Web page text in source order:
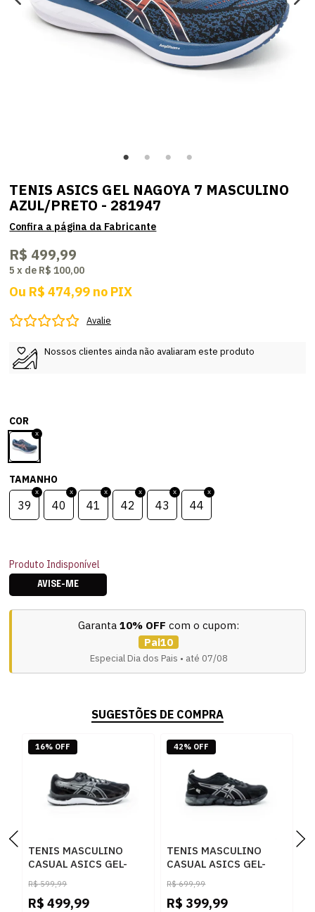
TENIS ASICS GEL NAGOYA 7 MASCULINO
AZUL/PRETO - 281947
R$ 499,99
5 x de R$ 100,00
Ou R$ 474,99 no PIX
Avalie
Nossos clientes ainda não avaliaram este produto
COR
TAMANHO
39 40 41 42 43 44
Produto Indisponível
AVISE-ME
Garanta 10% OFF com o cupom:
Pai10
Especial Dia dos Pais • até 07/08
SUGESTÕES DE COMPRA
TENIS MASCULINO
CASUAL ASICS GEL-
HYPERSONIC 5
1011C015 004PRETO
R$ 599,99
R$ 499,99
16% OFF
TENIS MASCULINO
CASUAL ASICS GEL-
QUANTUM 360 CTW
1201B018 004PRETO
R$ 699,99
R$ 399,99
42% OFF